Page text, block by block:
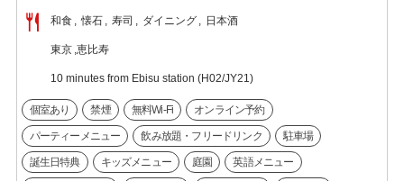
和食 懐石 寿司 ダイニング 日本酒
東京 恵比寿
10 minutes from Ebisu station (H02/JY21)
個室あり 禁煙 無料Wi-Fi オンライン予約
パーティーメニュー 飲み放題・フリードリンク 駐車場
誕生日特典 キッズメニュー 庭園 英語メニュー